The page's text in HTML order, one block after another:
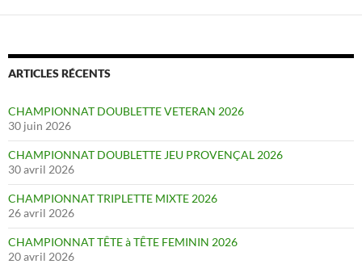
ARTICLES RÉCENTS
CHAMPIONNAT DOUBLETTE VETERAN 2026
30 juin 2026
CHAMPIONNAT DOUBLETTE JEU PROVENÇAL 2026
30 avril 2026
CHAMPIONNAT TRIPLETTE MIXTE 2026
26 avril 2026
CHAMPIONNAT TÊTE à TÊTE FEMININ 2026
20 avril 2026